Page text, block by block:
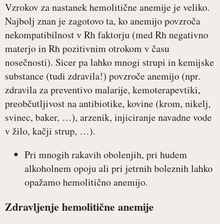
Vzrokov za nastanek hemolitične anemije je veliko.
Najbolj znan je zagotovo ta, ko anemijo povzroča
nekompatibilnost v Rh faktorju (med Rh negativno
materjo in Rh pozitivnim otrokom v času
nosečnosti). Sicer pa lahko mnogi strupi in kemijske
substance (tudi zdravila!) povzroče anemijo (npr.
zdravila za preventivo malarije, kemoterapevtiki,
preobčutljivost na antibiotike, kovine (krom, nikelj,
svinec, baker, …), arzenik, injiciranje navadne vode
v žilo, kačji strup, …).
Pri mnogih rakavih obolenjih, pri hudem
alkoholnem opoju ali pri jetrnih boleznih lahko
opažamo hemolitično anemijo.
Zdravljenje hemolitične anemije